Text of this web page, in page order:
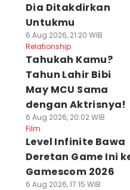
Dia Ditakdirkan
Untukmu
6 Aug 2026, 21:20 WIB
Relationship
Tahukah Kamu?
Tahun Lahir Bibi
May MCU Sama
dengan Aktrisnya!
6 Aug 2026, 20:02 WIB
Film
Level Infinite Bawa
Deretan Game Ini
Gamescom 2026
6 Aug 2026, 17:15 WIB